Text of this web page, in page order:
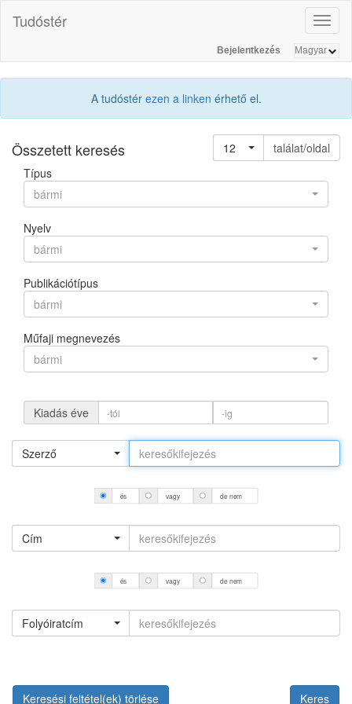
Tudóstér
Bejelentkezés
A tudóstér ezen a linken érhető el.
Összetett keresés 12
találat/oldal
Típus
bármi
Nyelv
bármi
Publikációtípus
bármi
Műfaji megnevezés
bármi
Kiadás éve
Szerző
és vagy de nem
Cím
és vagy de nem
Folyóiratcím
Keresési feltétel(ek) törlése